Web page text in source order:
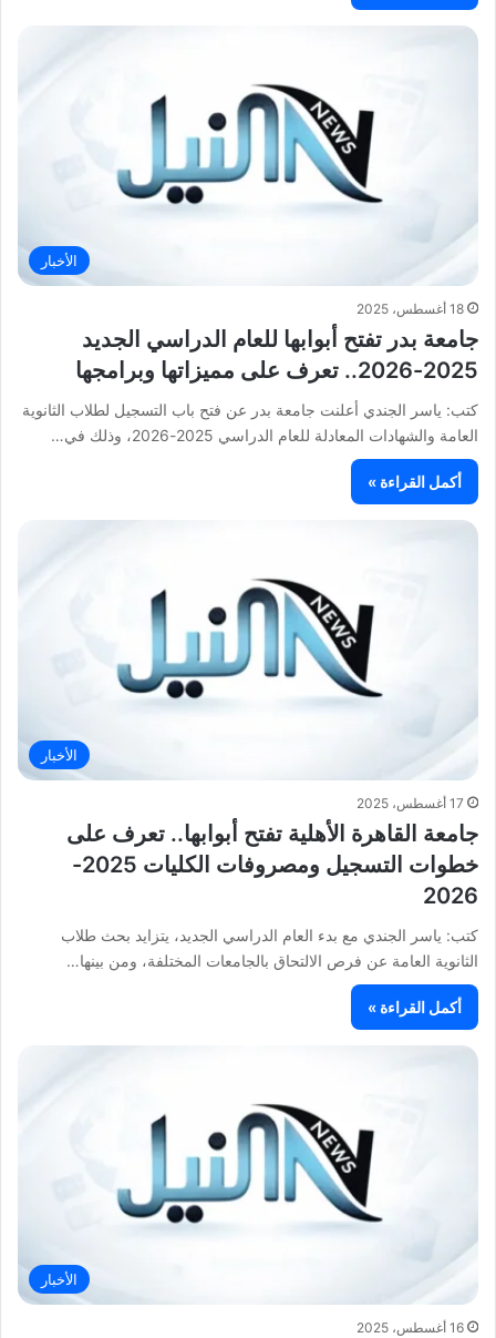
الأخبار
18 أغسطس، 2025
جامعة بدر تفتح أبوابها للعام الدراسي الجديد
2025-2026.. تعرف على مميزاتها وبرامجها
كتب: ياسر الجندي أعلنت جامعة بدر عن فتح باب التسجيل لطلاب الثانوية
العامة والشهادات المعادلة للعام الدراسي 2025-2026، وذلك في…
أكمل القراءة »
الأخبار
17 أغسطس، 2025
جامعة القاهرة الأهلية تفتح أبوابها.. تعرف على
خطوات التسجيل ومصروفات الكليات 2025-
2026
كتب: ياسر الجندي مع بدء العام الدراسي الجديد، يتزايد بحث طلاب
الثانوية العامة عن فرص الالتحاق بالجامعات المختلفة، ومن بينها…
أكمل القراءة »
الأخبار
16 أغسطس، 2025